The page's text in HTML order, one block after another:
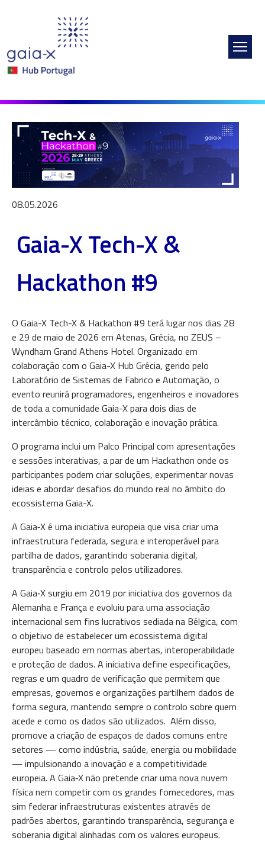
Imagem
08.05.2026
Gaia-X Tech-X &
Hackathon #9
O Gaia-X Tech-X & Hackathon #9 terá lugar nos dias 28
e 29 de maio de 2026 em Atenas, Grécia, no ZEUS –
Wyndham Grand Athens Hotel. Organizado em
colaboração com o Gaia-X Hub Grécia, gerido pelo
Laboratório de Sistemas de Fabrico e Automação, o
evento reunirá programadores, engenheiros e inovadores
de toda a comunidade Gaia-X para dois dias de
intercâmbio técnico, colaboração e inovação prática.
O programa inclui um Palco Principal com apresentações
e sessões interativas, a par de um Hackathon onde os
participantes podem criar soluções, experimentar novas
ideias e abordar desafios do mundo real no âmbito do
ecossistema Gaia-X.
A Gaia‑X é uma iniciativa europeia que visa criar uma
infraestrutura federada, segura e interoperável para
partilha de dados, garantindo soberania digital,
transparência e controlo pelos utilizadores.
A Gaia‑X surgiu em 2019 por iniciativa dos governos da
Alemanha e França e evoluiu para uma associação
internacional sem fins lucrativos sediada na Bélgica, com
o objetivo de estabelecer um ecossistema digital
europeu baseado em normas abertas, interoperabilidade
e proteção de dados. A iniciativa define especificações,
regras e um quadro de verificação que permitem que
empresas, governos e organizações partilhem dados de
forma segura, mantendo sempre o controlo sobre quem
acede e como os dados são utilizados. Além disso,
promove a criação de espaços de dados comuns entre
setores — como indústria, saúde, energia ou mobilidade
— impulsionando a inovação e a competitividade
europeia. A Gaia‑X não pretende criar uma nova nuvem
física nem competir com os grandes fornecedores, mas
sim federar infraestruturas existentes através de
padrões abertos, garantindo transparência, segurança e
soberania digital alinhadas com os valores europeus.